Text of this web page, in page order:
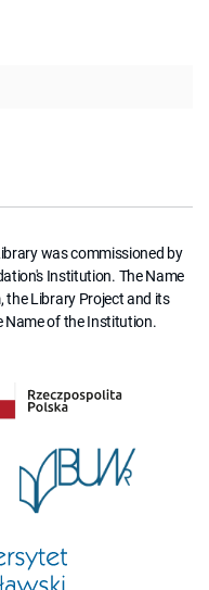
was commissioned by
Institution. The Name
the Library Project and its
Name of the Institution.